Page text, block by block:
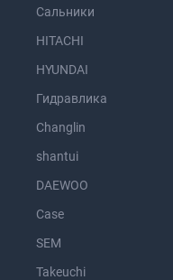
Сальники
HITACHI
HYUNDAI
Гидравлика
Changlin
shantui
DAEWOO
Case
SEM
Takeuchi